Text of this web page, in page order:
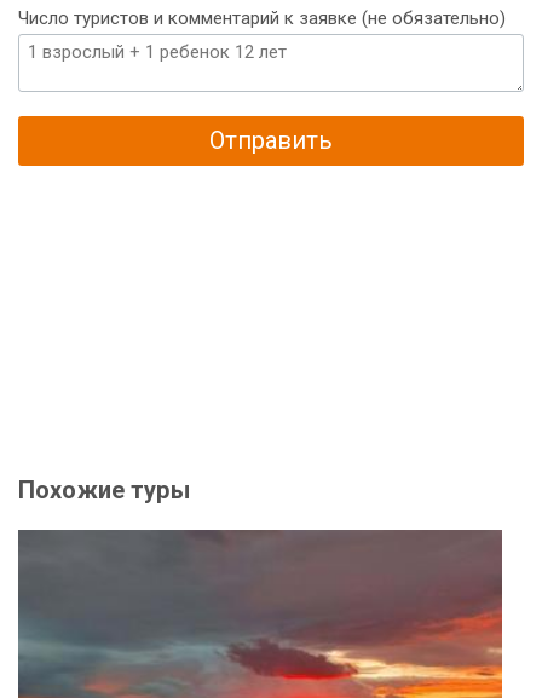
Число туристов и комментарий к заявке (не обязательно)
Отправить
Похожие туры